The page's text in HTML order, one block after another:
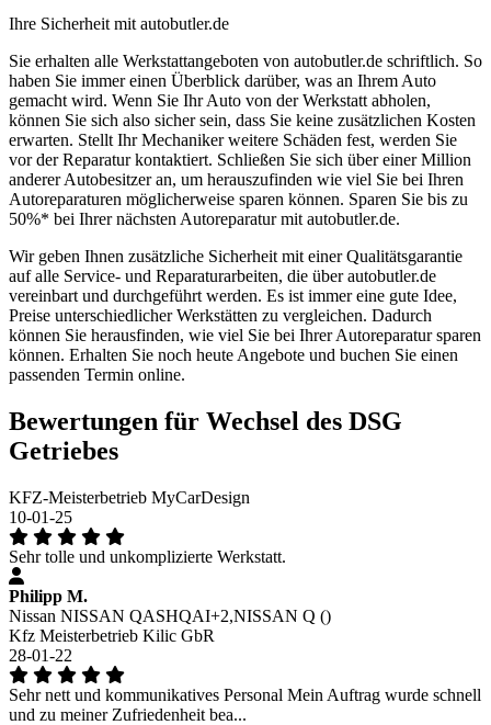
Ihre Sicherheit mit autobutler.de
Sie erhalten alle Werkstattangeboten von autobutler.de schriftlich. So
haben Sie immer einen Überblick darüber, was an Ihrem Auto
gemacht wird. Wenn Sie Ihr Auto von der Werkstatt abholen,
können Sie sich also sicher sein, dass Sie keine zusätzlichen Kosten
erwarten. Stellt Ihr Mechaniker weitere Schäden fest, werden Sie
vor der Reparatur kontaktiert. Schließen Sie sich über einer Million
anderer Autobesitzer an, um herauszufinden wie viel Sie bei Ihren
Autoreparaturen möglicherweise sparen können. Sparen Sie bis zu
50%* bei Ihrer nächsten Autoreparatur mit autobutler.de.
Wir geben Ihnen zusätzliche Sicherheit mit einer Qualitätsgarantie
auf alle Service- und Reparaturarbeiten, die über autobutler.de
vereinbart und durchgeführt werden. Es ist immer eine gute Idee,
Preise unterschiedlicher Werkstätten zu vergleichen. Dadurch
können Sie herausfinden, wie viel Sie bei Ihrer Autoreparatur sparen
können. Erhalten Sie noch heute Angebote und buchen Sie einen
passenden Termin online.
Bewertungen für Wechsel des DSG
Getriebes
KFZ-Meisterbetrieb MyCarDesign
10-01-25
Sehr tolle und unkomplizierte Werkstatt.
Philipp M.
Nissan NISSAN QASHQAI+2,NISSAN Q ()
Kfz Meisterbetrieb Kilic GbR
28-01-22
Sehr nett und kommunikatives Personal Mein Auftrag wurde schnell
und zu meiner Zufriedenheit bea...